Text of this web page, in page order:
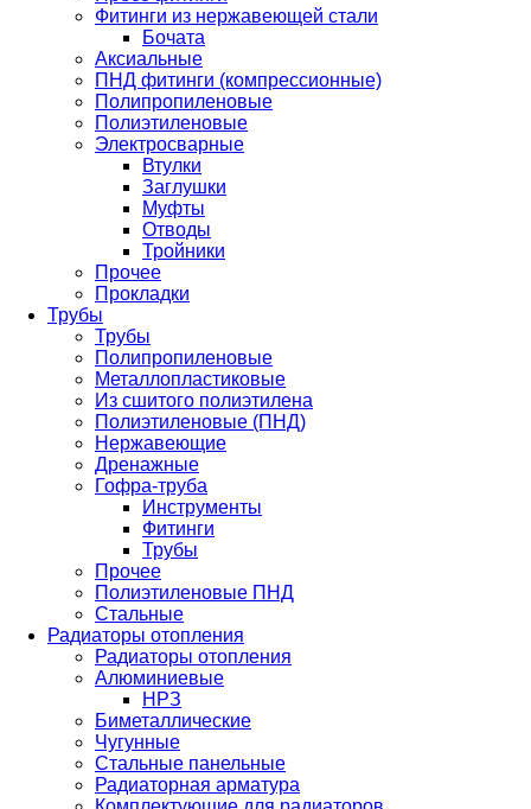
Фитинги из нержавеющей стали
Бочата
Аксиальные
ПНД фитинги (компрессионные)
Полипропиленовые
Полиэтиленовые
Электросварные
Втулки
Заглушки
Муфты
Отводы
Тройники
Прочее
Прокладки
Трубы
Трубы
Полипропиленовые
Металлопластиковые
Из сшитого полиэтилена
Полиэтиленовые (ПНД)
Нержавеющие
Дренажные
Гофра-труба
Инструменты
Фитинги
Трубы
Прочее
Полиэтиленовые ПНД
Стальные
Радиаторы отопления
Радиаторы отопления
Алюминиевые
НРЗ
Биметаллические
Чугунные
Стальные панельные
Радиаторная арматура